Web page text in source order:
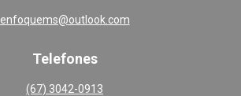
enfoquems@outlook.com
Telefones
(67) 3042-0913